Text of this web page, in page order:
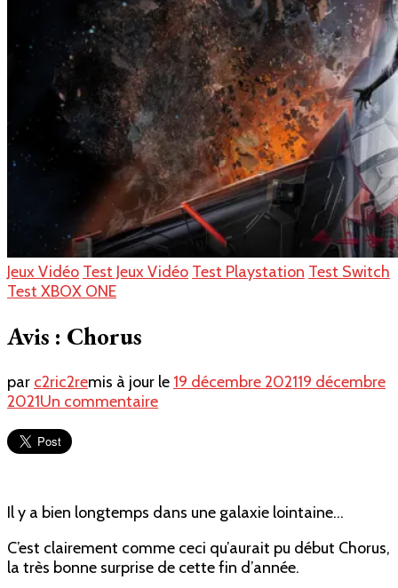
Jeux Vidéo Test Jeux Vidéo Test Playstation Test Switch
Test XBOX ONE
Avis : Chorus
par c2ric2remis à jour le 19 décembre 202119 décembre
2021Un commentairesur
Il y a bien longtemps dans une galaxie lointaine…
C’est clairement comme ceci qu’aurait pu début Chorus,
la très bonne surprise de cette fin d’année.